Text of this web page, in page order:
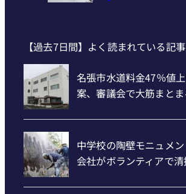
【過去7日間】よく読まれている記事